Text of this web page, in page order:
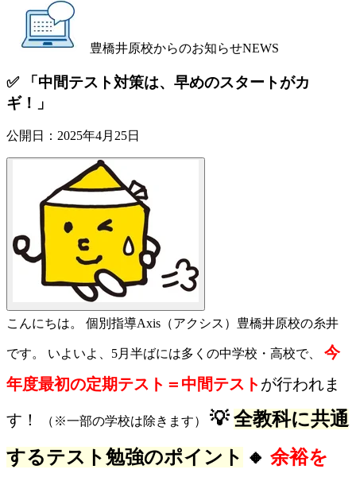
豊橋井原校からのお知らせNEWS
✅ 「中間テスト対策は、早めのスタートがカ
ギ！」
公開日： 2025年4月25日
こんにちは。 個別指導Axis（アクシス）豊橋井原校の糸井
です。 いよいよ、5月半ばには多くの中学校・高校で、
今
年度最初の定期テスト＝中間テストが行われま
す！ （※一部の学校は除きます） 💡全教科に共通
するテスト勉強のポイント 🔸 余裕を